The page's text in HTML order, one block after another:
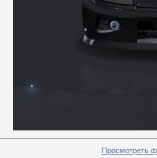
Просмотреть